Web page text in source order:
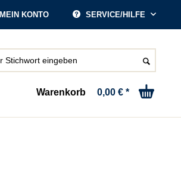
SERVICE/HILFE
MEIN KONTO
Warenkorb 0,00 € *